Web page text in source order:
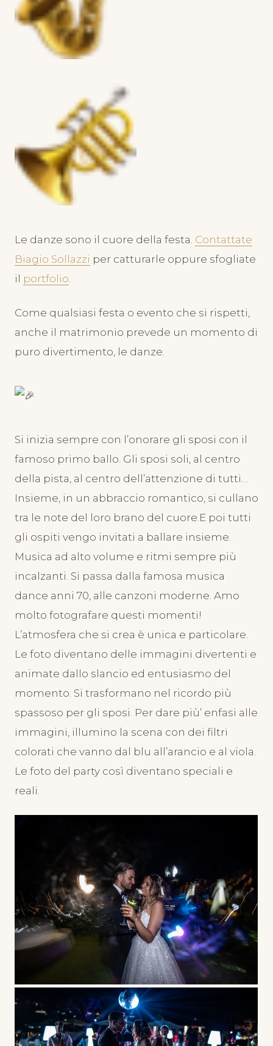
Le danze sono il cuore della festa. Contattate
Biagio Sollazzi per catturarle oppure sfogliate
il portfolio.
Come qualsiasi festa o evento che si rispetti,
anche il matrimonio prevede un momento di
puro divertimento, le danze.
Si inizia sempre con l’onorare gli sposi con il
famoso primo ballo. Gli sposi soli, al centro
della pista, al centro dell’attenzione di tutti…
Insieme, in un abbraccio romantico, si cullano
tra le note del loro brano del cuore.E poi tutti
gli ospiti vengo invitati a ballare insieme.
Musica ad alto volume e ritmi sempre più
incalzanti. Si passa dalla famosa musica
dance anni 70, alle canzoni moderne. Amo
molto fotografare questi momenti!
L’atmosfera che si crea è unica e particolare.
Le foto diventano delle immagini divertenti e
animate dallo slancio ed entusiasmo del
momento. Si trasformano nel ricordo più
spassoso per gli sposi. Per dare più’ enfasi alle
immagini, illumino la scena con dei filtri
colorati che vanno dal blu all’arancio e al viola.
Le foto del party così diventano speciali e
reali.